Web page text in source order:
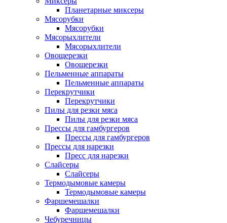
Планетарные миксеры
Мясорубки
Мясорубки
Мясорыхлители
Мясорыхлители
Овощерезки
Овощерезки
Пельменные аппараты
Пельменные аппараты
Перекрутчики
Перекрутчики
Пилы для резки мяса
Пилы для резки мяса
Прессы для гамбургеров
Прессы для гамбургеров
Прессы для нарезки
Пресс для нарезки
Слайсеры
Слайсеры
Термодымовые камеры
Термодымовые камеры
Фаршемешалки
Фаршемешалки
Чебуречницы